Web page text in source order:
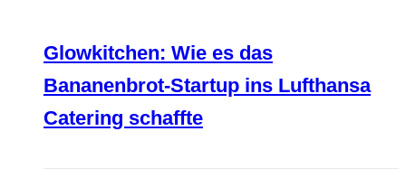
Glowkitchen: Wie es das
Bananenbrot-Startup ins Lufthansa
Catering schaffte